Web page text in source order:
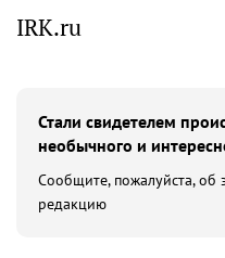
IRK.ru
Стали свидетелем
необычного и
Сообщите, пожалуйста, об
редакцию